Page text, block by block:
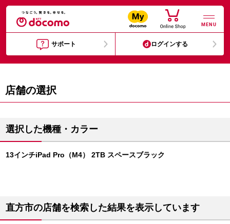
MENU
サポート ログインする
店舗の選択
選択した機種・カラー
13インチiPad Pro（M4） 2TB スペースブラック
直方市の店舗を検索した結果を表示しています